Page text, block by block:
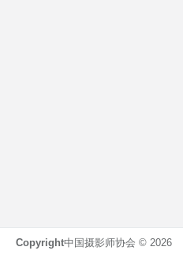
Copyright中国摄影师协会 © 2026